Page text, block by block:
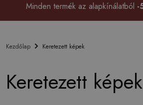
Minden termék az alapkínálatból -
Kezdőlap Keretezett képek
Keretezett képek